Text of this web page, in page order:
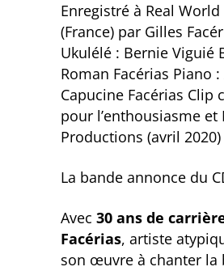
Enregistré à Real
(France) par Gilles
Ukulélé : Bernie Viguié
Roman Facérias Piano
Capucine Facérias
pour l’enthousiasme
Productions (avril 2020)
La bande annonce du
Avec30 ans de
Facérias, artiste
son œuvre à chanter la